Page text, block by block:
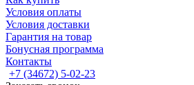
Условия оплаты
Условия доставки
Гарантия на товар
Бонусная программа
Контакты
+7 (34672) 5-02-23